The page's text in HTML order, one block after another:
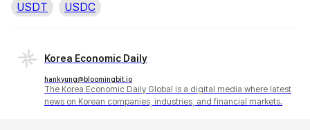
USDT USDC
Korea Economic Daily
hankyung@bloomingbit.io
The Korea Economic Daily Global is a digital media where latest
news on Korean companies, industries, and financial markets.